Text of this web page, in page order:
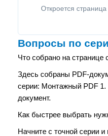
Откроется
Вопросы по
Что собрано на странице
Здесь собраны PDF-
серии: Монтажный PDF 1.
документ.
Как быстрее выбрать
Начните с точной серии